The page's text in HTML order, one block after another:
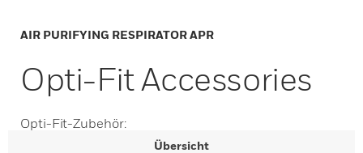
AIR PURIFYING RESPIRATOR APR
Opti-Fit Accessories
Opti-Fit-Zubehör:
Übersicht